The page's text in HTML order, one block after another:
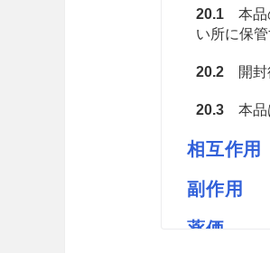
20.1本品
い所に保管
20.2開封
20.3本品
相互作用
副作用
薬価